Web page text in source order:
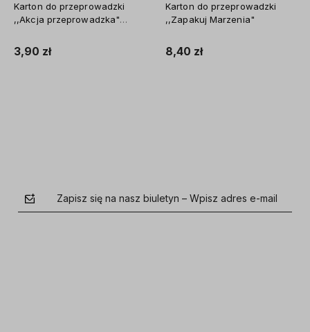
Karton do przeprowadzki
,,Akcja przeprowadzka"
3,90 zł
Karton do przeprowadzki
,,Zapakuj Marzenia"
8,40 zł
Zapisz się na nasz biuletyn – Wpisz adres e-mail